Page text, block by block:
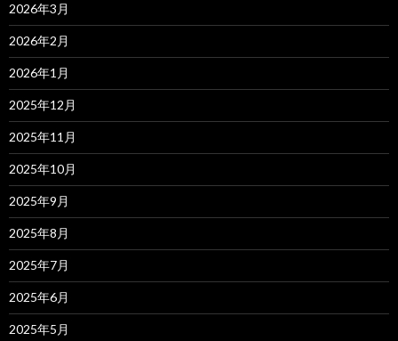
2026年3月
2026年2月
2026年1月
2025年12月
2025年11月
2025年10月
2025年9月
2025年8月
2025年7月
2025年6月
2025年5月